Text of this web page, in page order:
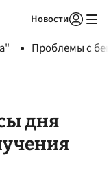
Новости
Проблемы с
дня